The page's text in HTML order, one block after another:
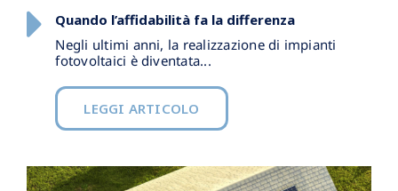
Quando l’affidabilità fa la differenza
Negli ultimi anni, la realizzazione di impianti
fotovoltaici è diventata...
LEGGI ARTICOLO